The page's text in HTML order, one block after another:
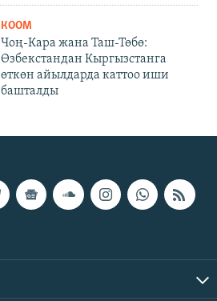
КООМ
Чоң-Кара жана Таш-Төбө:
Өзбекстандан Кыргызстанга
өткөн айылдарда каттоо иши
башталды